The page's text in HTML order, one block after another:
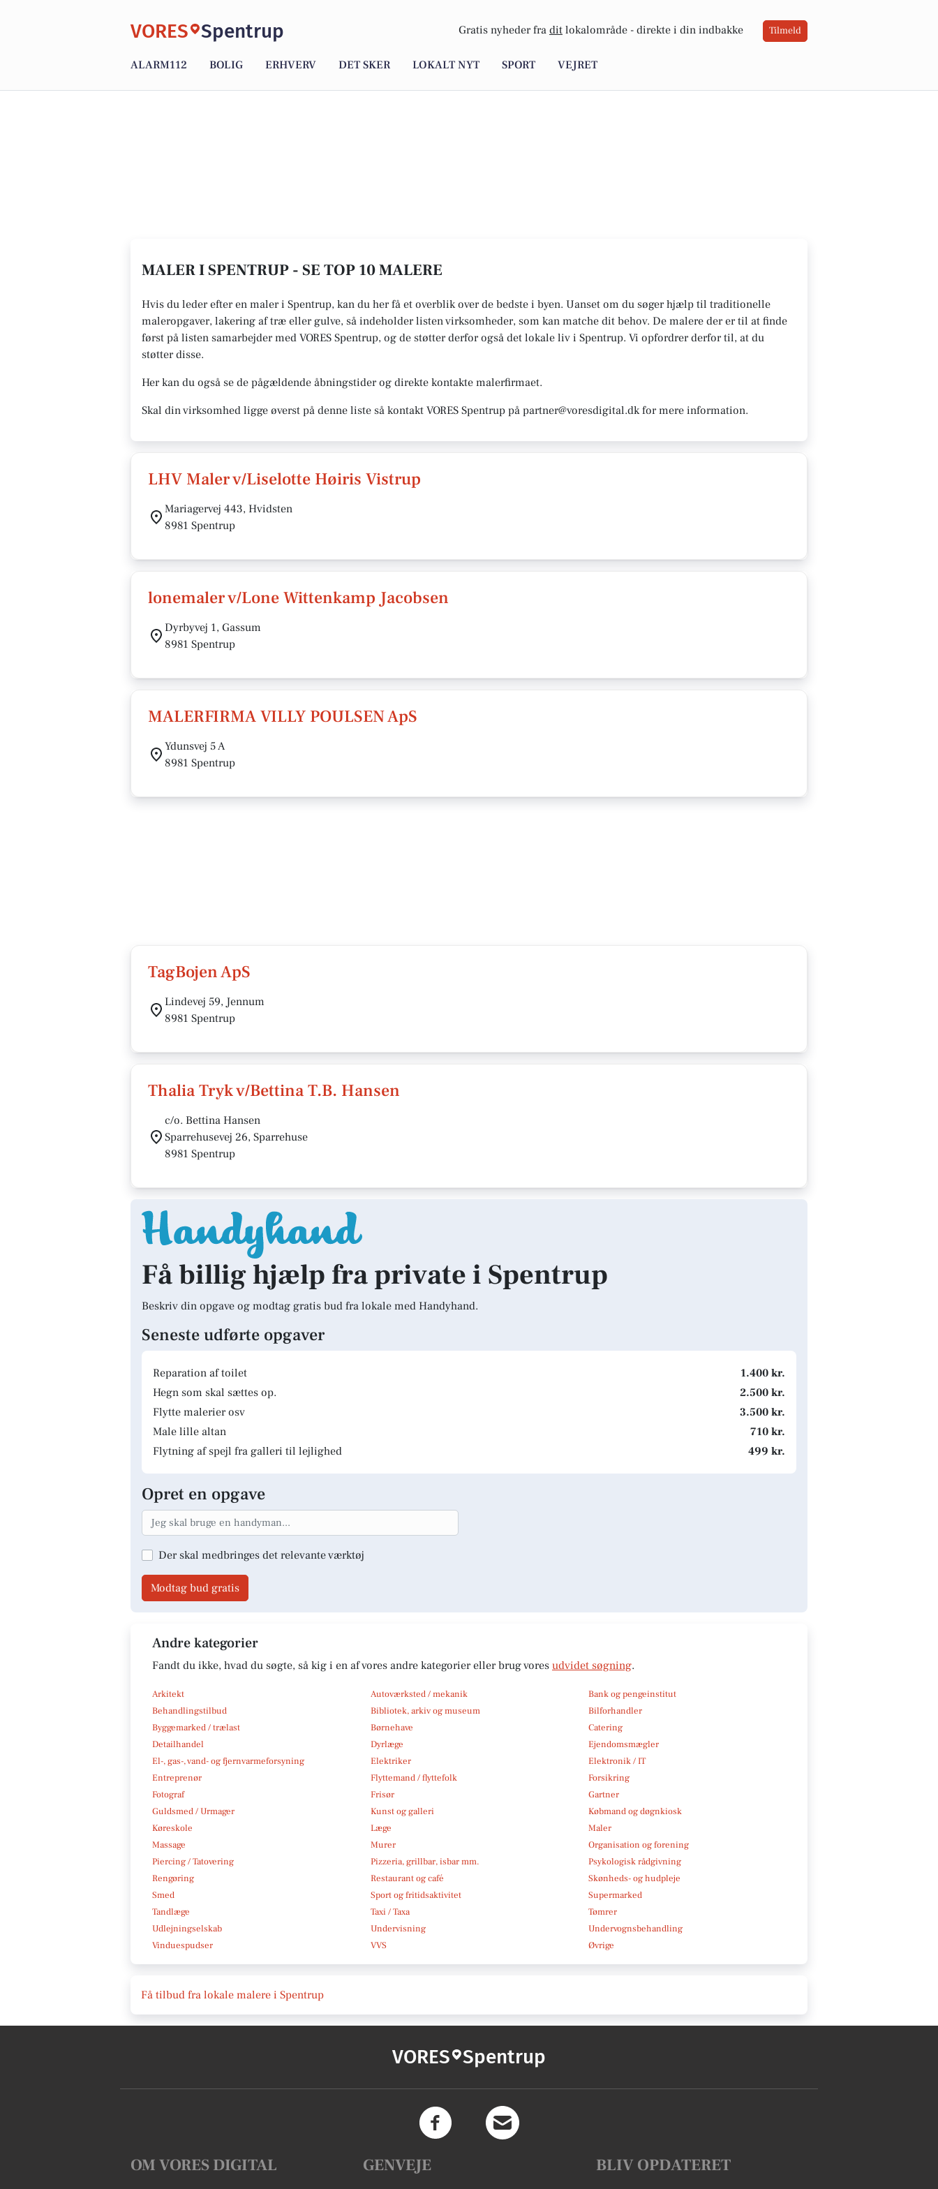
VORES Spentrup Gratis nyheder fra dit lokalområde - direkte i din indbakke Tilmeld
ALARM112 BOLIG ERHVERV DET SKER LOKALT NYT SPORT VEJRET
MALER I SPENTRUP - SE TOP 10 MALERE
Hvis du leder efter en maler i Spentrup, kan du her få et overblik over de bedste i byen. Uanset om du søger hjælp til traditionelle
maleropgaver, lakering af træ eller gulve, så indeholder listen virksomheder, som kan matche dit behov. De malere der er til at finde
først på listen samarbejder med VORES Spentrup, og de støtter derfor også det lokale liv i Spentrup. Vi opfordrer derfor til, at du
støtter disse.
Her kan du også se de pågældende åbningstider og direkte kontakte malerfirmaet.
Skal din virksomhed ligge øverst på denne liste så kontakt VORES Spentrup på partner@voresdigital.dk for mere information.
LHV Maler v/Liselotte Høiris Vistrup
Mariagervej 443, Hvidsten
8981 Spentrup
lonemaler v/Lone Wittenkamp Jacobsen
Dyrbyvej 1, Gassum
8981 Spentrup
MALERFIRMA VILLY POULSEN ApS
Ydunsvej 5 A
8981 Spentrup
TagBojen ApS
Lindevej 59, Jennum
8981 Spentrup
Thalia Tryk v/Bettina T.B. Hansen
c/o. Bettina Hansen
Sparrehusevej 26, Sparrehuse
8981 Spentrup
Få billig hjælp fra private i Spentrup
Beskriv din opgave og modtag gratis bud fra lokale med Handyhand.
Seneste udførte opgaver
Reparation af toilet
1.400 kr.
Hegn som skal sættes op.
2.500 kr.
Flytte malerier osv
3.500 kr.
Male lille altan
710 kr.
Flytning af spejl fra galleri til lejlighed
499 kr.
Opret en opgave
Der skal medbringes det relevante værktøj
Modtag bud gratis
Andre kategorier
Fandt du ikke, hvad du søgte, så kig i en af vores andre kategorier eller brug vores udvidet søgning.
Arkitekt Autoværksted / mekanik
Bank og pengeinstitut
Behandlingstilbud
Bibliotek, arkiv og museum
Bilforhandler
Byggemarked / trælast
Børnehave
Catering
Detailhandel
Dyrlæge
Ejendomsmægler
El-, gas-, vand- og fjernvarmeforsyning
Elektriker
Elektronik / IT
Entreprenør
Flyttemand / flyttefolk
Forsikring
Fotograf
Frisør
Gartner
Guldsmed / Urmager
Kunst og galleri
Købmand og døgnkiosk
Køreskole
Læge
Maler
Massage
Murer
Organisation og forening
Piercing / Tatovering
Pizzeria, grillbar, isbar mm.
Psykologisk rådgivning
Rengøring
Restaurant og café
Skønheds- og hudpleje
Smed
Sport og fritidsaktivitet
Supermarked
Tandlæge
Taxi / Taxa
Tømrer
Udlejningselskab
Undervisning
Undervognsbehandling
Vinduespudser
VVS Øvrige
Få tilbud fra lokale malere i Spentrup
VORES Spentrup
OM VORES DIGITAL GENVEJE BLIV OPDATERET